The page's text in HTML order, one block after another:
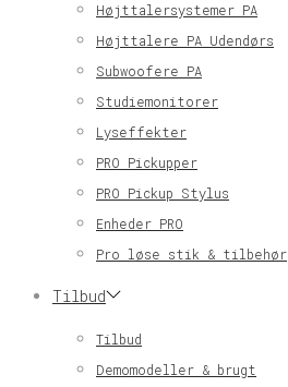
Højttalersystemer PA
Højttalere PA Udendørs
Subwoofere PA
Studiemonitorer
Lyseffekter
PRO Pickupper
PRO Pickup Stylus
Enheder PRO
Pro løse stik & tilbehør
Tilbud
Tilbud
Demomodeller & brugt